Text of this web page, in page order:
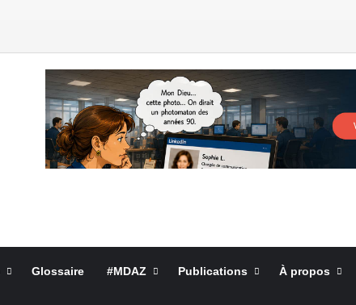
Glossaire #MDAZ Publications À propos